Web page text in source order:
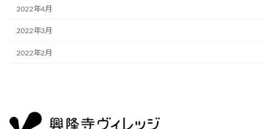
2022年4月
2022年3月
2022年2月